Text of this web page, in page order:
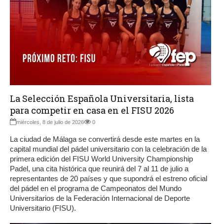
La Selección Española Universitaria, lista
para competir en casa en el FISU 2026
miércoles, 8 de julio de 2026 0
La ciudad de Málaga se convertirá desde este martes en la
capital mundial del pádel universitario con la celebración de la
primera edición del FISU World University Championship
Padel, una cita histórica que reunirá del 7 al 11 de julio a
representantes de 20 países y que supondrá el estreno oficial
del pádel en el programa de Campeonatos del Mundo
Universitarios de la Federación Internacional de Deporte
Universitario (FISU).